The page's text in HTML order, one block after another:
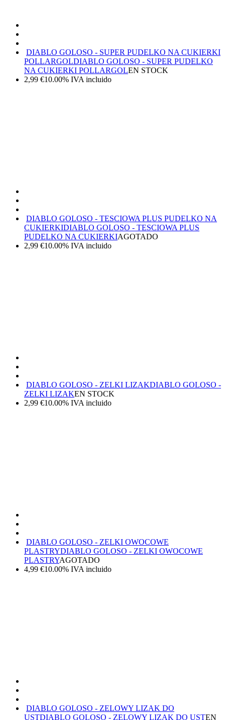
DIABLO GOLOSO - SUPER PUDELKO NA CUKIERKI
POLLARGOLDIABLO GOLOSO - SUPER PUDELKO
NA CUKIERKI POLLARGOLEN STOCK
2,99 €10.00% IVA incluido
DIABLO GOLOSO - TESCIOWA PLUS PUDELKO NA
CUKIERKIDIABLO GOLOSO - TESCIOWA PLUS
PUDELKO NA CUKIERKIAGOTADO
2,99 €10.00% IVA incluido
DIABLO GOLOSO - ZELKI LIZAKDIABLO GOLOSO -
ZELKI LIZAKEN STOCK
2,99 €10.00% IVA incluido
DIABLO GOLOSO - ZELKI OWOCOWE
PLASTRYDIABLO GOLOSO - ZELKI OWOCOWE
PLASTRYAGOTADO
4,99 €10.00% IVA incluido
DIABLO GOLOSO - ZELOWY LIZAK DO
USTDIABLO GOLOSO - ZELOWY LIZAK DO USTEN